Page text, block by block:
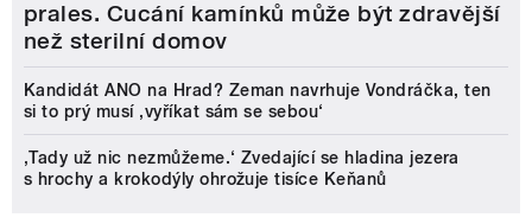
prales. Cucání kamínků může být zdravější
než sterilní domov
Kandidát ANO na Hrad? Zeman navrhuje Vondráčka, ten
si to prý musí ‚vyříkat sám se sebou‘
‚Tady už nic nezmůžeme.‘ Zvedající se hladina jezera
s hrochy a krokodýly ohrožuje tisíce Keňanů